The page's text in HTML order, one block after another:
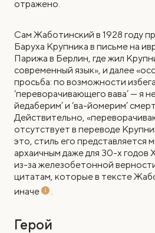
отражено.
Сам Жаботинский в 1928 году
Баруха Крупника в письме на
Парижа в Берлин, где жил
современный язык», и далее
просьба: по возможности
‘переворачивающего вава’ — я
йедаберим’ и ‘ва-йомерим’
Действительно,
отсутствует в переводе
это, стиль его представляется
архаичным даже для 30-х годов
из-за железобетонной
цитатам, которые в тексте
иначе
.
Герой